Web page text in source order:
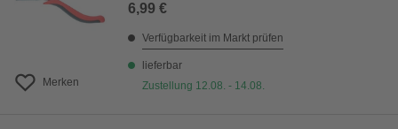
Merken
6,99 €
Verfügbarkeit im Markt prüfen
lieferbar
Zustellung 12.08. - 14.08.